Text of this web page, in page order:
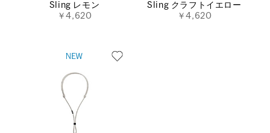
Sling レモン
￥4,620
Sling クラフトイエロー
￥4,620